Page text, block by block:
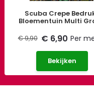
Scuba Crepe
Bloementuin Multi
€ 9,90 € 6,90 Per
Bekijken